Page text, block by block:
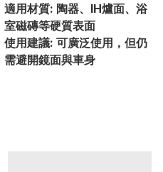
適用材質: 陶器、IH爐面、浴
室磁磚等硬質表面
使用建議: 可廣泛使用，但仍
需避開鏡面與車身